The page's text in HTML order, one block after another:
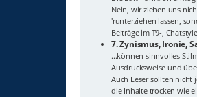
Nein, wir ziehen uns
'runterziehen lassen,
Beiträge im T9-,
7. Zynismus, Ironie,
...können sinnvolles
Ausdrucksweise und
Auch Leser sollten nicht
die Inhalte trocken wie